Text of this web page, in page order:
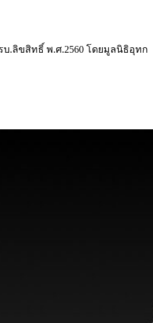
.ลิขสิทธิ์ พ.ศ.2560 โดยมูลนิธิอุทก